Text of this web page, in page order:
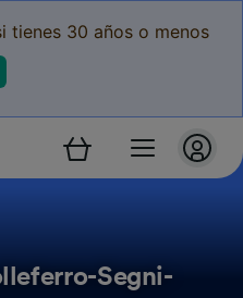
tienes 30 años o menos
Segni-